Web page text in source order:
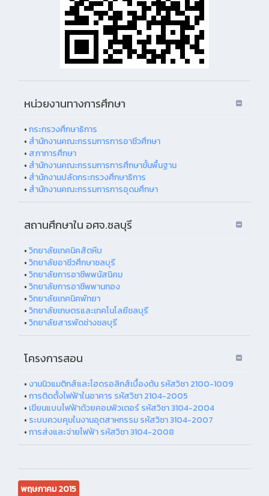
หน่วยงานทางการศึกษา
•กระทรวงศึกษาธิการ
• สำนักงานคณะกรรมการการอาชีวศึกษา
• สภาการศึกษา
• สำนักงานคณะกรรมการการศึกษาขั้นพื้นฐาน
• สำนักงานปลัดกระทรวงศึกษาธิการ
• สำนักงานคณะกรรมการการอุดมศึกษา
สถานศึกษาใน อศจ.ชลบุรี
•วิทยาลัยเทคนิคสัตหีบ
•วิทยาลัยอาชีวศึกษาชลบุรี
•วิทยาลัยการอาชีพพนัสนิคม
•วิทยาลัยการอาชีพพานทอง
•วิทยาลัยเทคนิคพัทยา
•วิทยาลัยเกษตรและเทคโนโลยีชลบุรี
•วิทยาลัยสารพัดช่างชลบุรี
โครงการสอน
•งานนิวแมติกส์และไฮดรอลิกส์เบื้องต้น รหัสวิชา 2100-1009
•การติดตั้งไฟฟ้าในอาคาร รหัสวิชา 2104-2005
• เขียนแบบไฟฟ้าด้วยคอมพิวเตอร์ รหัสวิชา 3104-2004
• ระบบควบคุมในงานอุตสาหกรรม รหัสวิชา 3104-2007
•การส่งและจ่ายไฟฟ้า รหัสวิชา 3104-2008
พฤษภาคม 2015